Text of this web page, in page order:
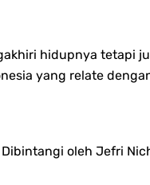
hidupnya tetapi
yang relate
oleh Jefri